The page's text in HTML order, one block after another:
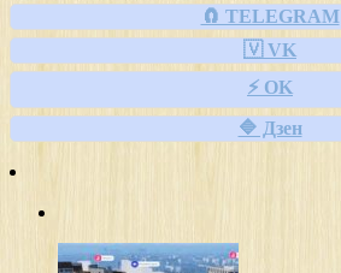
🧲 TELEGRAM
🇻 VK
⚡ OK
🔷 Дзен